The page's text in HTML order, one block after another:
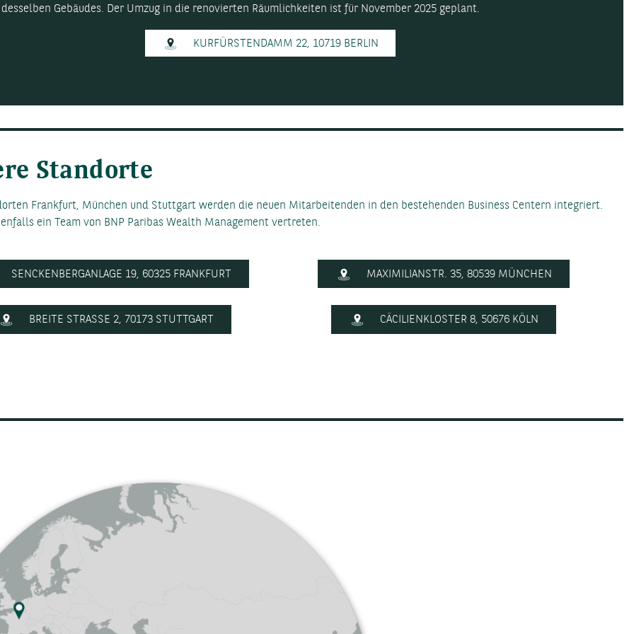
Gebäudes. Der Umzug in die renovierten Räumlichkeiten ist für November 2025 geplant.
KURFÜRSTENDAMM 22, 10719 BERLIN
Standorte
Frankfurt, München und Stuttgart werden die neuen Mitarbeitenden in den bestehenden Business Centern integriert.
ein Team von BNP Paribas Wealth Management vertreten.
SENCKENBERGANLAGE 19, 60325 FRANKFURT
BREITE STRASSE 2, 70173 STUTTGART
MAXIMILIANSTR. 35, 80539 MÜNCHEN
CÄCILIENKLOSTER 8, 50676 KÖLN